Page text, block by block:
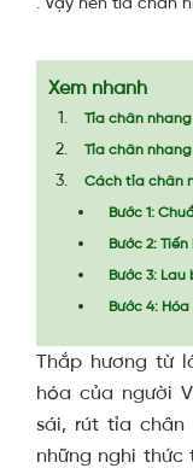
Xem nhanh
Tỉa chân
Tỉa chân
Cách tỉa chân
Bước 1:
Bước 2:
Bước 3:
Bước 4:
Thắp hương từ
hóa của người
sái, rút tỉa chân
những nghi thức